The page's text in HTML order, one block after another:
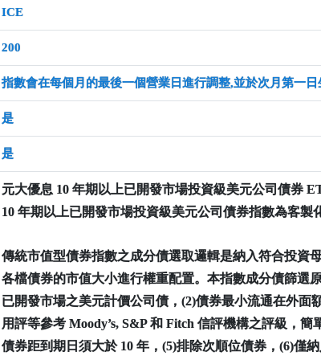
ICE
200
指數會在每個月的最後一個營業日進行調整,並於次月第一日
是
是
元大優息 10 年期以上已開發市場投資級美元公司債券
10 年期以上已開發市場投資級美元公司債券指數為客製
傳統市值型債券指數之成分債選取邏輯是納入符合投資
各檔債券的市值大小進行權重配置。本指數成分債篩選
已開發市場之美元計價公司債，(2)債券最小流通在外面
用評等參考 Moody’s, S&P 和 Fitch 信評機構之評級，
債券距到期日須大於 10 年，(5)排除次順位債券，(6)僅